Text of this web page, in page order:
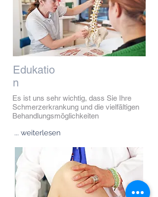
Edukatio
n
Es ist uns sehr wichtig, dass Sie Ihre
Schmerzerkrankung und die vielfältigen
Behandlungsmöglichkeiten
... weiterlesen